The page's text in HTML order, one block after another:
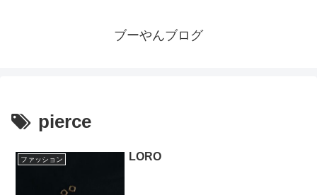
ブーやんブログ
pierce
ファッション LORO